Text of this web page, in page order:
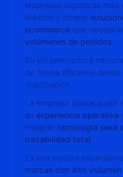
empresas logísticas más
México y ofrece
ecommerce que
volúmenes de pedidos.
Su infraestructura
de forma eficiente
distribución.
La empresa destaca por
su experiencia operativa
integrar tecnología para
trazabilidad total.
Es una opción
marcas con alto